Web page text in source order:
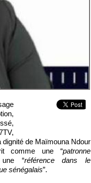
dignité de Maïmouna Ndour
comme une “patronne
“référence dans le
sénégalais”.